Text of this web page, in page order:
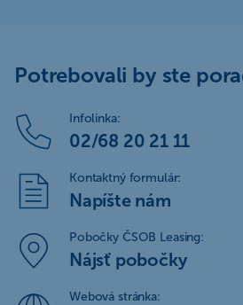
Potrebovali by ste
Infolinka:
02/68 20 21 11
Kontaktný formulár:
Napíšte nám
Pobočky ČSOB Leasing:
Nájsť pobočky
Webová stránka: